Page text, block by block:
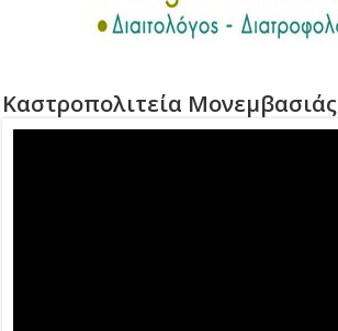
Καστροπολιτεία Μονεμβασιάς